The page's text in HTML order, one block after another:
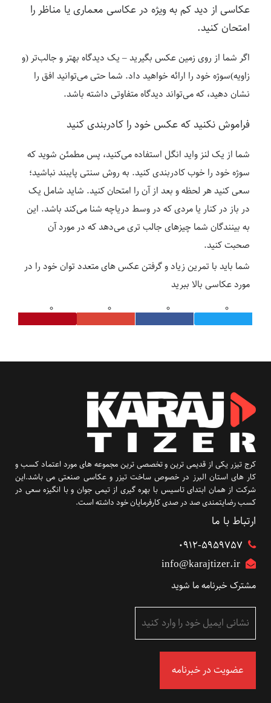
عکاسی از دید کم به ویژه در عکاسی معماری یا مناظر را
امتحان کنید.
اگر شما از روی زمین عکس بگیرید – یک دیدگاه بهتر و جالب‌تر (و
زاویه)سوژه خود را ارائه خواهید داد. شما حتی می‌توانید افق را
نشان دهید، که می‌تواند دیدگاه متفاوتی داشته باشد.
فراموش نکنید که عکس خود را کادربندی کنید
شما از یک لنز واید انگل استفاده می‌کنید، پس مطمئن شوید که
سوژه خود را خوب کادربندی کنید. به روش سنتی پایبند نباشید؛
سعی کنید هر لحظه و بعد از آن را امتحان کنید. شاید شامل یک
در باز در کنار یا مردی که در وسط دریاچه شنا می‌کند باشد. این
به بینندگان شما چیزهای جالب تری می‌دهد که در مورد آن
صحبت کنید.
شما باید با تمرین زیاد و گرفتن عکس های متعدد توان خود را در
مورد عکاسی بالا ببرید
کرج تیزر یکی از قدیمی ترین و تخصصی ترین مجموعه های مورد اعتماد کسب و
کار های استان البرز در خصوص ساخت تیزر و عکاسی صنعتی می باشد.این
شرکت از همان ابتدای تاسیس با بهره گیری از تیمی جوان و با انگیزه سعی در
کسب رضایتمندی صد در صدی کارفرمایان خود داشته است.
ارتباط با ما
۰۹۱۲-5959757
info@karajtizer.ir
مشترک خبرنامه ما شوید